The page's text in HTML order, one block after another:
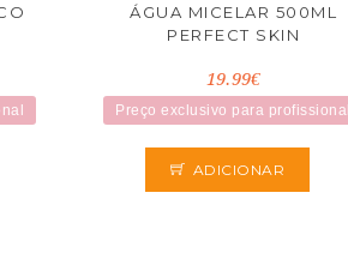
ÁGUA MICELAR 500ML
PERFECT SKIN
19.99€
Preço exclusivo para profissional
ADICIONAR